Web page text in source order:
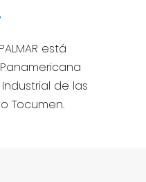
está
de las
Tocumen.